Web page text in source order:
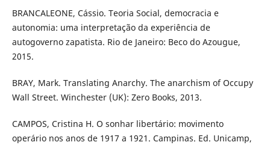
BRANCALEONE, Cássio. Teoria Social, democracia e
autonomia: uma interpretação da experiência de
autogoverno zapatista. Rio de Janeiro: Beco do Azougue,
2015.
BRAY, Mark. Translating Anarchy. The anarchism of Occupy
Wall Street. Winchester (UK): Zero Books, 2013.
CAMPOS, Cristina H. O sonhar libertário: movimento
operário nos anos de 1917 a 1921. Campinas. Ed. Unicamp,